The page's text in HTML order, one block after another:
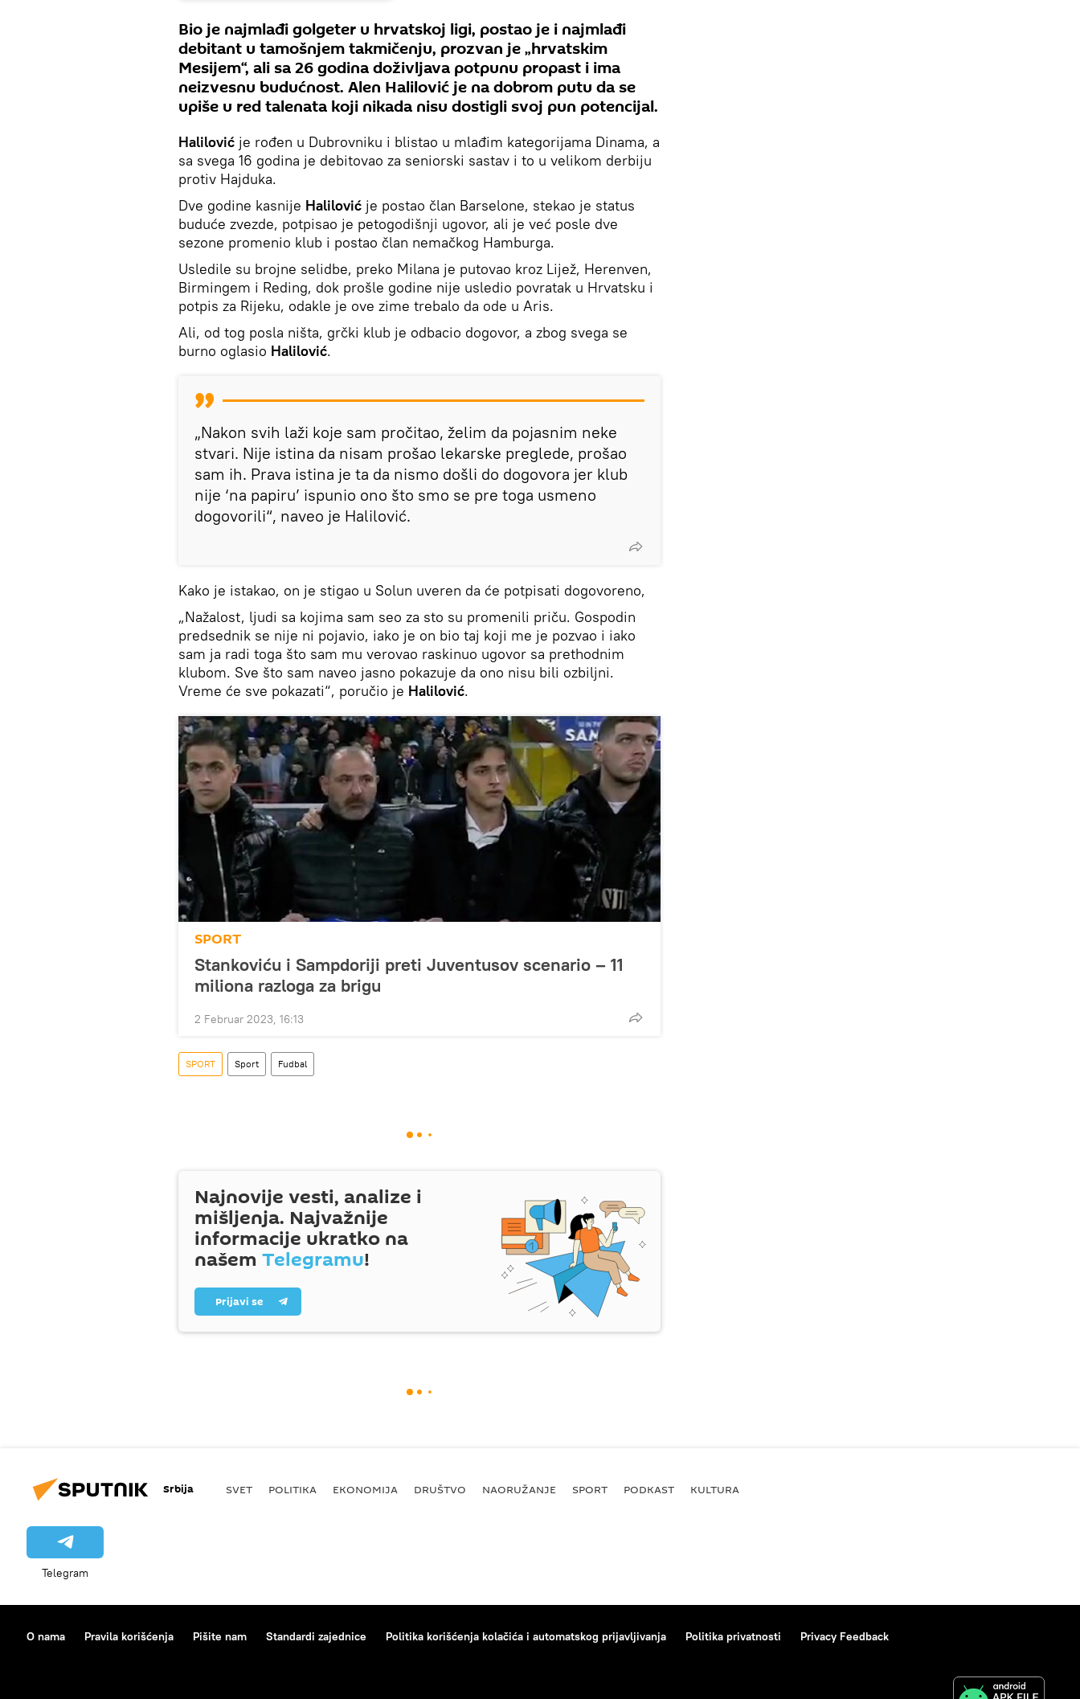
Bio je najmlađi golgeter u hrvatskoj ligi, postao je i najmlađi
debitant u tamošnjem takmičenju, prozvan je „hrvatskim
Mesijem“, ali sa 26 godina doživljava potpunu propast i ima
neizvesnu budućnost. Alen Halilović je na dobrom putu da se
upiše u red talenata koji nikada nisu dostigli svoj pun potencijal.
Halilović je rođen u Dubrovniku i blistao u mlađim kategorijama Dinama, a
sa svega 16 godina je debitovao za seniorski sastav i to u velikom derbiju
protiv Hajduka.
Dve godine kasnije Halilović je postao član Barselone, stekao je status
buduće zvezde, potpisao je petogodišnji ugovor, ali je već posle dve
sezone promenio klub i postao član nemačkog Hamburga.
Usledile su brojne selidbe, preko Milana je putovao kroz Lijež, Herenven,
Birmingem i Reding, dok prošle godine nije usledio povratak u Hrvatsku i
potpis za Rijeku, odakle je ove zime trebalo da ode u Aris.
Ali, od tog posla ništa, grčki klub je odbacio dogovor, a zbog svega se
burno oglasio Halilović.
„Nakon svih laži koje sam pročitao, želim da pojasnim neke
stvari. Nije istina da nisam prošao lekarske preglede, prošao
sam ih. Prava istina je ta da nismo došli do dogovora jer klub
nije ‘na papiru’ ispunio ono što smo se pre toga usmeno
dogovorili“, naveo je Halilović.
Kako je istakao, on je stigao u Solun uveren da će potpisati dogovoreno,
„Nažalost, ljudi sa kojima sam seo za sto su promenili priču. Gospodin
predsednik se nije ni pojavio, iako je on bio taj koji me je pozvao i iako
sam ja radi toga što sam mu verovao raskinuo ugovor sa prethodnim
klubom. Sve što sam naveo jasno pokazuje da ono nisu bili ozbiljni.
Vreme će sve pokazati“, poručio je Halilović.
SPORT
Stankoviću i Sampdoriji preti Juventusov scenario – 11
miliona razloga za brigu
2 Februar 2023, 16:13
SPORT Sport Fudbal
Najnovije vesti, analize i
mišljenja. Najvažnije
informacije ukratko na
našem Telegramu!
Prijavi se
Srbija SVET POLITIKA EKONOMIJA DRUŠTVO NAORUŽANJE SPORT PODKAST KULTURA
Telegram
O nama Pravila korišćenja Pišite nam Standardi zajednice Politika korišćenja kolačića i automatskog prijavljivanja Politika privatnosti Privacy Feedback